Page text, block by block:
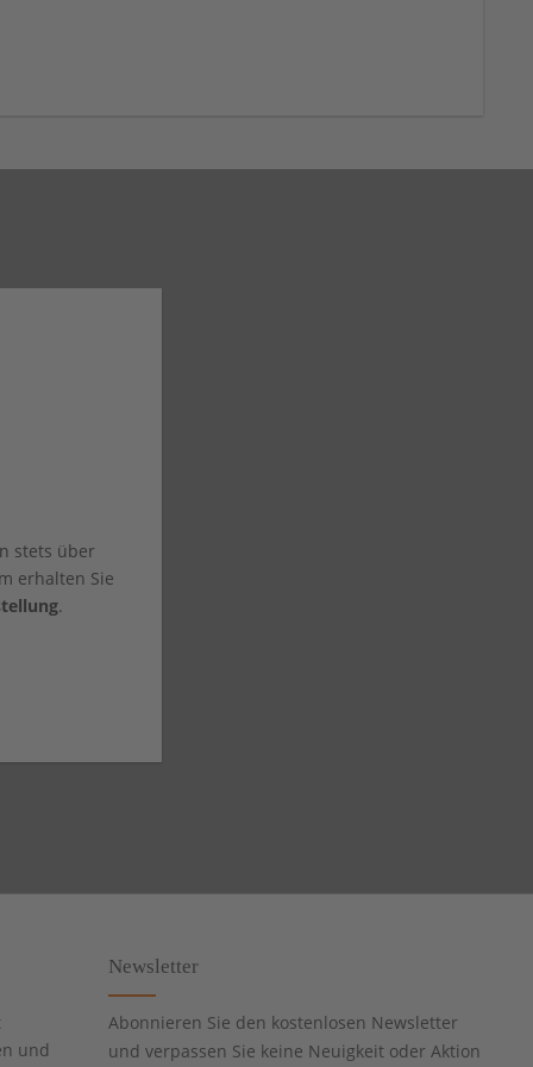
stets über
erhalten Sie
.
und
Newsletter
Abonnieren Sie den kostenlosen Newsletter
und verpassen Sie keine Neuigkeit oder Aktion